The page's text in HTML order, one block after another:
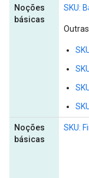
Noções
básicas
SKU:
Noções
básicas
SKU: